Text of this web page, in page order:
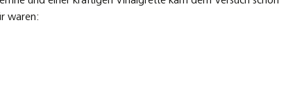
waren: